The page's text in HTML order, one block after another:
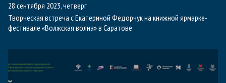
28 сентября 2023, четверг
Творческая встреча с Екатериной Федорчук на книжной ярмарке-
фестивале «Волжская волна» в Саратове